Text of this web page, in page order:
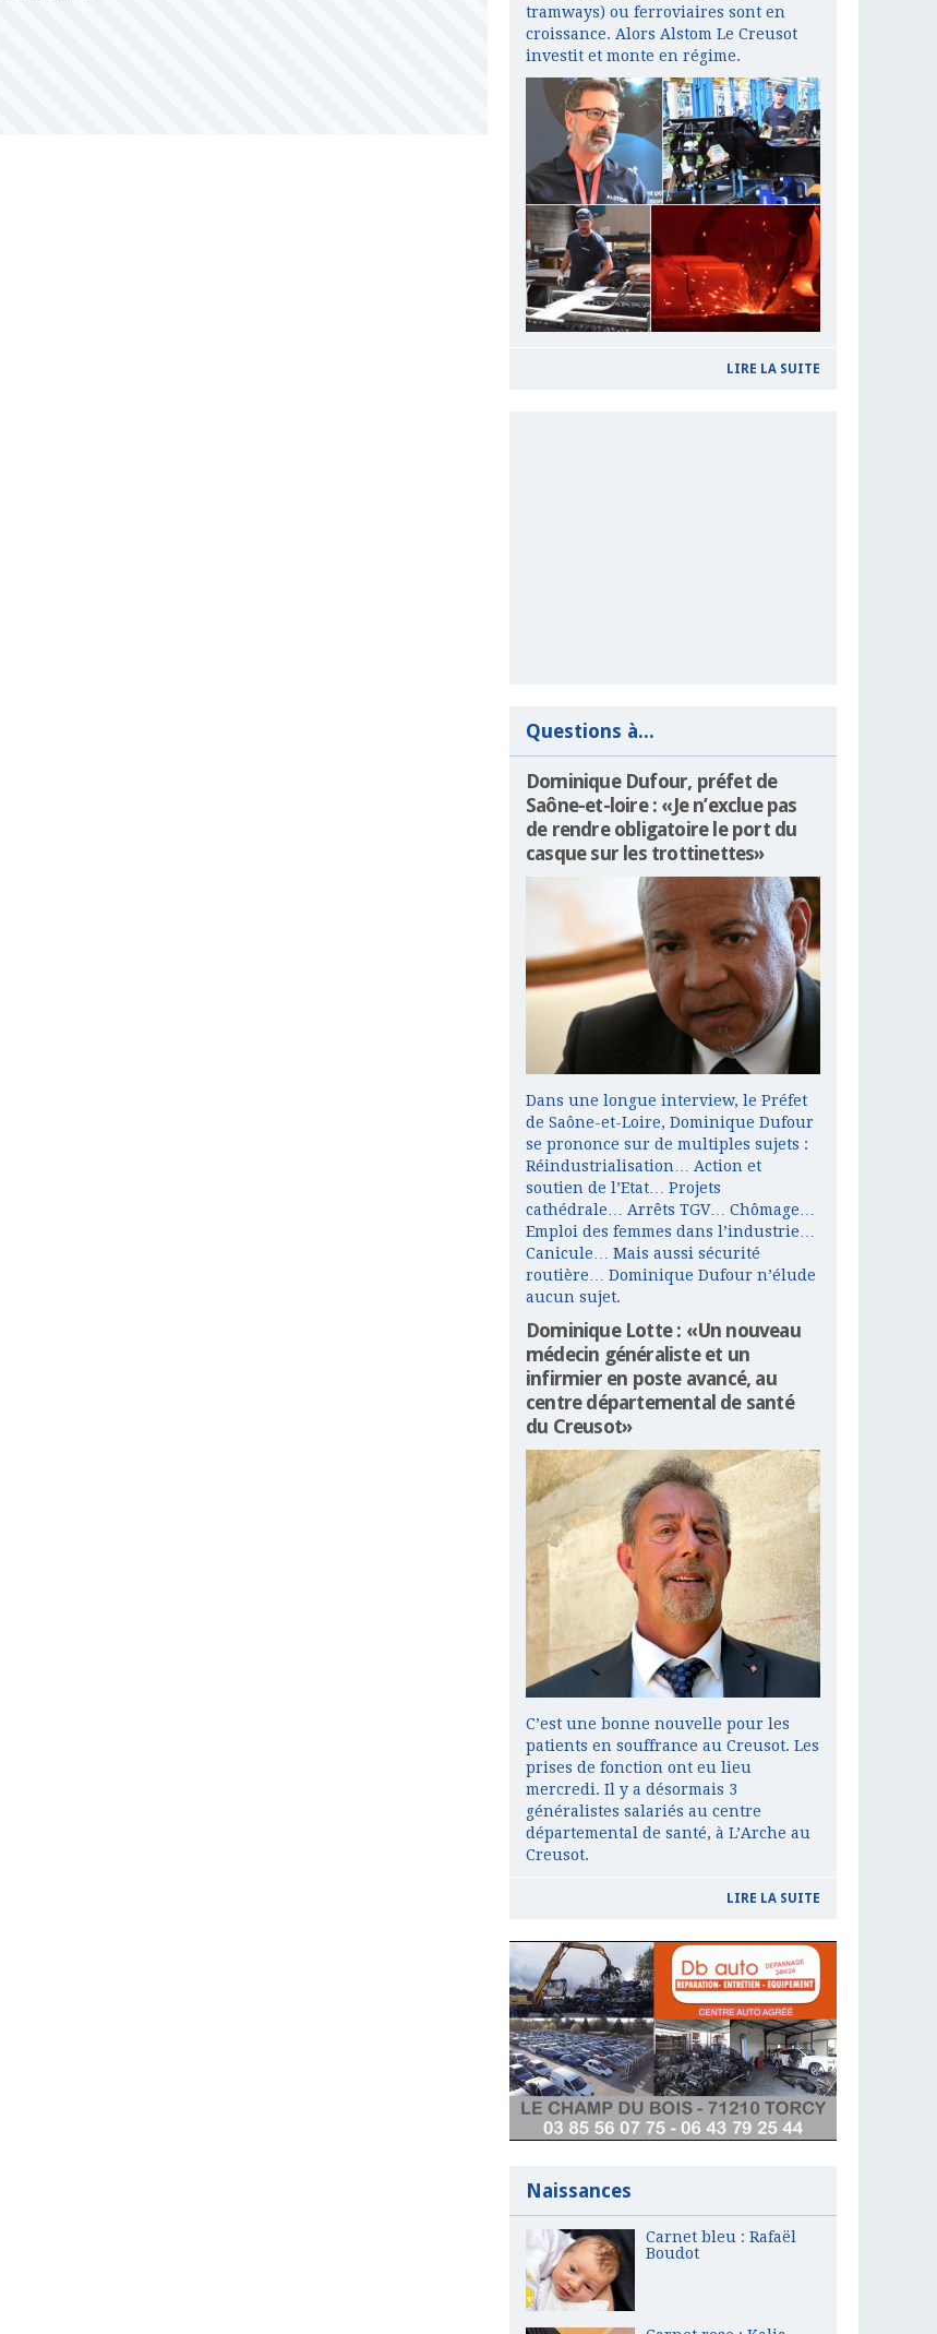
tramways) ou ferroviaires sont en
croissance. Alors Alstom Le Creusot
investit et monte en régime.
LIRE LA SUITE
Questions à...
Dominique Dufour, préfet de
Saône-et-loire : «Je n’exclue pas
de rendre obligatoire le port du
casque sur les trottinettes»
Dans une longue interview, le Préfet
de Saône-et-Loire, Dominique Dufour
se prononce sur de multiples sujets :
Réindustrialisation… Action et
soutien de l’Etat… Projets
cathédrale… Arrêts TGV… Chômage…
Emploi des femmes dans l’industrie…
Canicule… Mais aussi sécurité
routière… Dominique Dufour n’élude
aucun sujet.
Dominique Lotte : «Un nouveau
médecin généraliste et un
infirmier en poste avancé, au
centre départemental de santé
du Creusot»
C’est une bonne nouvelle pour les
patients en souffrance au Creusot. Les
prises de fonction ont eu lieu
mercredi. Il y a désormais 3
généralistes salariés au centre
départemental de santé, à L’Arche au
Creusot.
LIRE LA SUITE
Naissances
Carnet bleu : Rafaël
Boudot